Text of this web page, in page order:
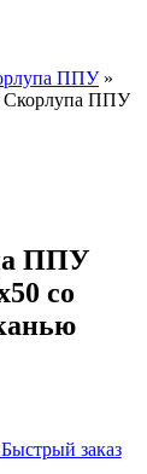
ППУ»
Скорлупа ППУ
ППУ
со
Быстрый заказ